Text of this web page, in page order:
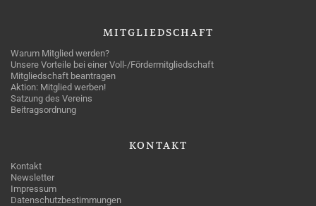
MITGLIEDSCHAFT
Warum Mitglied werden?
Unsere Vorteile bei einer Voll-/Fördermitgliedschaft
Mitgliedschaft beantragen
Aktion: Mitglied werben!
Satzung des Vereins
Beitragsordnung
KONTAKT
Kontakt
Newsletter
Impressum
Datenschutzbestimmungen